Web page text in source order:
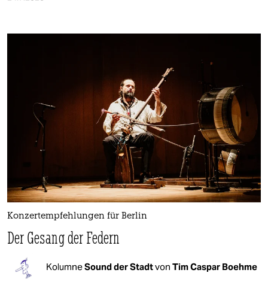
Konzertempfehlungen für Berlin
Der Gesang der Federn
KolumneSound der Stadtvon Tim Caspar Boehme